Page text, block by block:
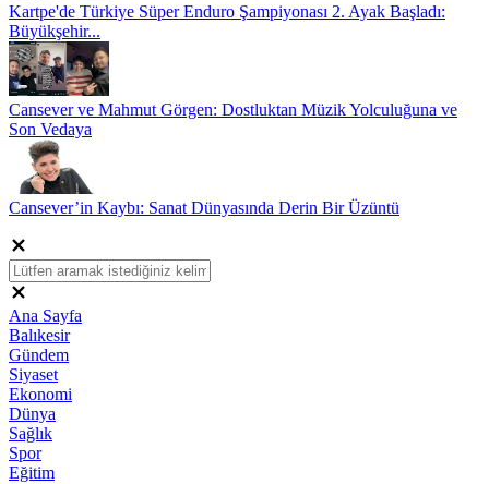
Kartpe'de Türkiye Süper Enduro Şampiyonası 2. Ayak Başladı:
Büyükşehir...
Cansever ve Mahmut Görgen: Dostluktan Müzik Yolculuğuna ve
Son Vedaya
Cansever’in Kaybı: Sanat Dünyasında Derin Bir Üzüntü
Ana Sayfa
Balıkesir
Gündem
Siyaset
Ekonomi
Dünya
Sağlık
Spor
Eğitim